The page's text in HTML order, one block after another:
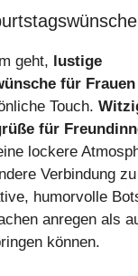
geht, lustige
für Frauen
Touch.
für
lockere
Verbindung
humorvolle
anregen als
können.